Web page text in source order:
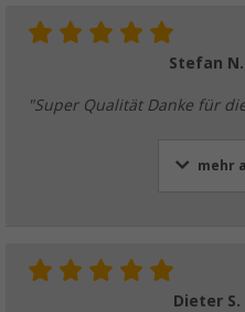
Stefan N.
"Super Qualität Danke für
mehr
Dieter S.